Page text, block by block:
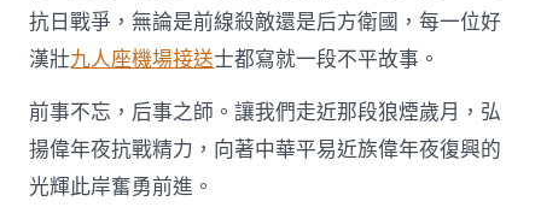
抗日戰爭，無論是前線殺敵還是后方衛國，每一位好
漢壯九人座機場接送士都寫就一段不平故事。
前事不忘，后事之師。讓我們走近那段狼煙歲月，弘
揚偉年夜抗戰精力，向著中華平易近族偉年夜復興的
光輝此岸奮勇前進。